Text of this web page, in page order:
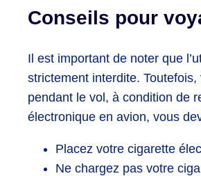
Conseils pour
Il est important de noter que
strictement interdite.
pendant le vol, à condition de
électronique en avion, vous
Placez votre cigarette
Ne chargez pas votre